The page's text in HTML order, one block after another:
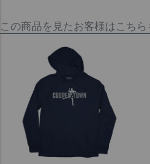
この商品を見たお客様はこちら